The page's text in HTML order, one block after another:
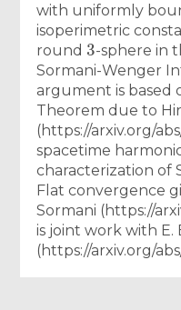
with uniformly
isoperimetric
round
3
-sphere in
Sormani-Wenger
argument is based
Theorem due to
(https://arxiv.org/
spacetime
characterization of
Flat convergence
Sormani (https://
is joint work with E.
(https://arxiv.org/